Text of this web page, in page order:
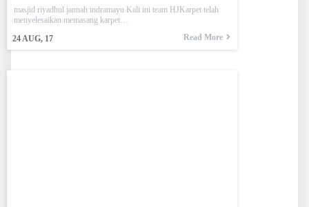
24AUG, 17
masjid riyadhul jannah indramayu Kali ini team HJKarpet telah
menyelesaikan memasang karpet…
Read More